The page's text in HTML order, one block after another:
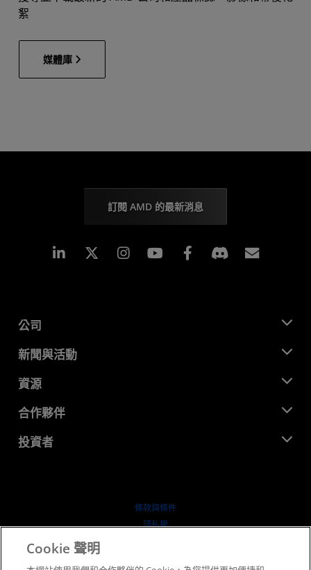
絮
媒體庫
訂閱 AMD 的最新消息
Linkedin Instagram Facebook
公司
關於 AMD
企業責任
招聘
聯絡我們
新聞與活動
新聞室
媒體庫
資源
開發者中心
案例研究
合作夥伴
AMD 合作夥伴中心
投資者
條款與條件
隱私權
Cookie 聲明